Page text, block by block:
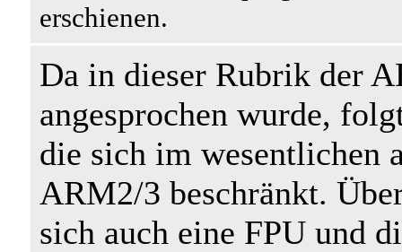
erschienen.
Da in dieser Rubrik der
angesprochen wurde,
die sich im wesentlichen
ARM2/3 beschränkt.
sich auch eine FPU und